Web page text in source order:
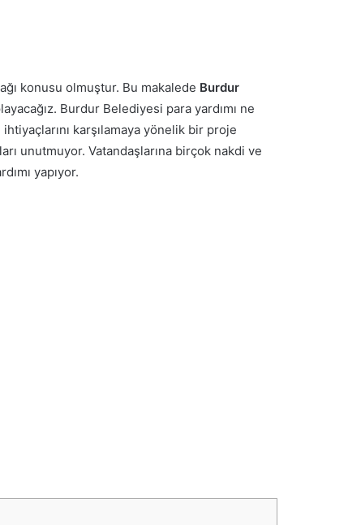
konusu olmuştur. Bu makalede Burdur
Burdur Belediyesi para yardımı ne
karşılamaya yönelik bir proje
unutmuyor. Vatandaşlarına birçok nakdi ve
yapıyor.